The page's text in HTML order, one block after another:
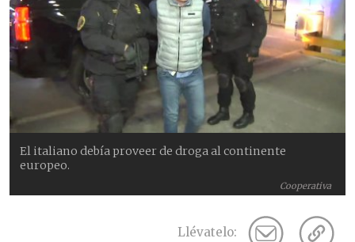
Cooperativa
El italiano debía proveer de droga al continente
europeo.
Llévatelo: